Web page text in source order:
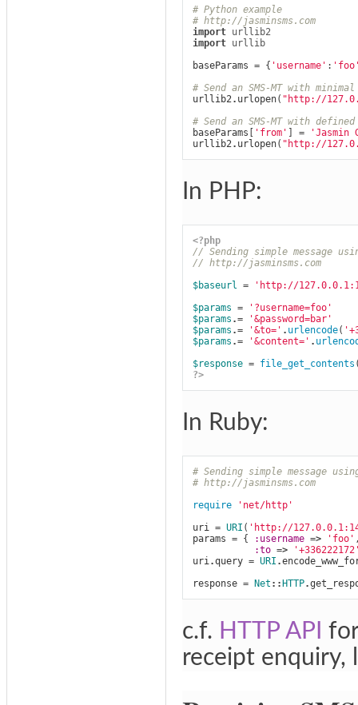
# Python example
# http://jasminsms.com
import urllib2
import urllib
baseParams = { 'username' :
# Send an SMS-MT with
urllib2 . urlopen( "http://
# Send an SMS-MT with
baseParams [ 'from' ] =
'Jasmin
urllib2 . urlopen( "http://
In PHP:
<?php
// Sending simple message
// http://jasminsms.com
$baseurl
=
'http://
$params =
'?username=foo'
$params .=
'&password=bar'
$params .= '&to=' . urlencode(
$params .= '&content=' .
$response = file_get_contents
?>
In Ruby:
# Sending simple message
# http://jasminsms.com
require
'net/http'
uri
= URI ( 'http://
params = { :username => 'foo'
:to =>
uri .query = URI .
response = Net ::HTTP.
c.f. HTTP API
receipt enquiry,